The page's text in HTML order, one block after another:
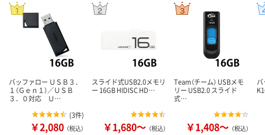
バッファロー ＵＳＢ３．
１（Ｇｅｎ１）／ＵＳＢ
３．０対応 Ｕ…
(3件)
￥2,080 （税込）
スライド式USB2.0メモリ
ー 16GB HIDISC HD…
￥1,680～ （税込）
Team（チーム） USBメモ
リー USB2.0 スライド
式…
￥1,408～ （税込）